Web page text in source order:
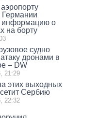
Германии
информацию о
на борту
судно
дронами в
– DW
21:29
этих выходных
Сербию
22:32